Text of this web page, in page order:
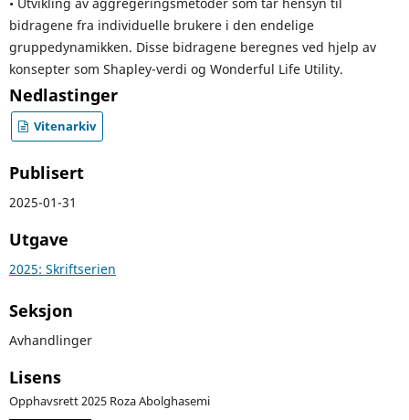
bidragene fra individuelle brukere i den endelige
gruppedynamikken. Disse bidragene beregnes ved hjelp av
konsepter som Shapley-verdi og Wonderful Life Utility.
Nedlastinger
Vitenarkiv
Publisert
2025-01-31
Utgave
2025: Skriftserien
Seksjon
Avhandlinger
Lisens
Opphavsrett 2025 Roza Abolghasemi